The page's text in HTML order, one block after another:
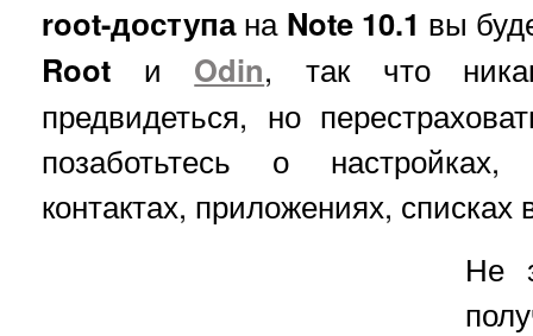
root-доступана Note 10.1 вы
Root и Odin, так что
предвидеться, но
позаботьтесь о настройках,
контактах, приложениях, списках
Не